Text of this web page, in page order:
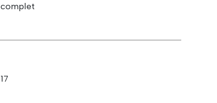
complet
17